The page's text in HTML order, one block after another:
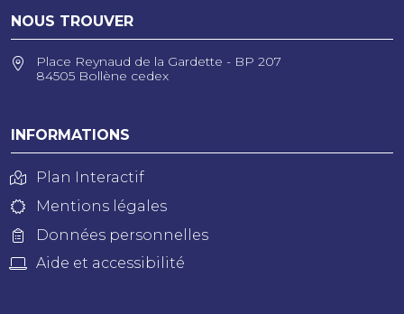
NOUS TROUVER
Place Reynaud de la Gardette - BP 207
84505 Bollène cedex
INFORMATIONS
Plan Interactif
Mentions légales
Données personnelles
Aide et accessibilité